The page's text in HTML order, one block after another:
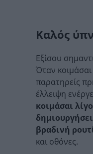
Καλός
Εξίσου
Όταν κοιμάσαι
παρατηρείς
έλλειψη
κοιμάσαι
βραδινή
και οθόνες.